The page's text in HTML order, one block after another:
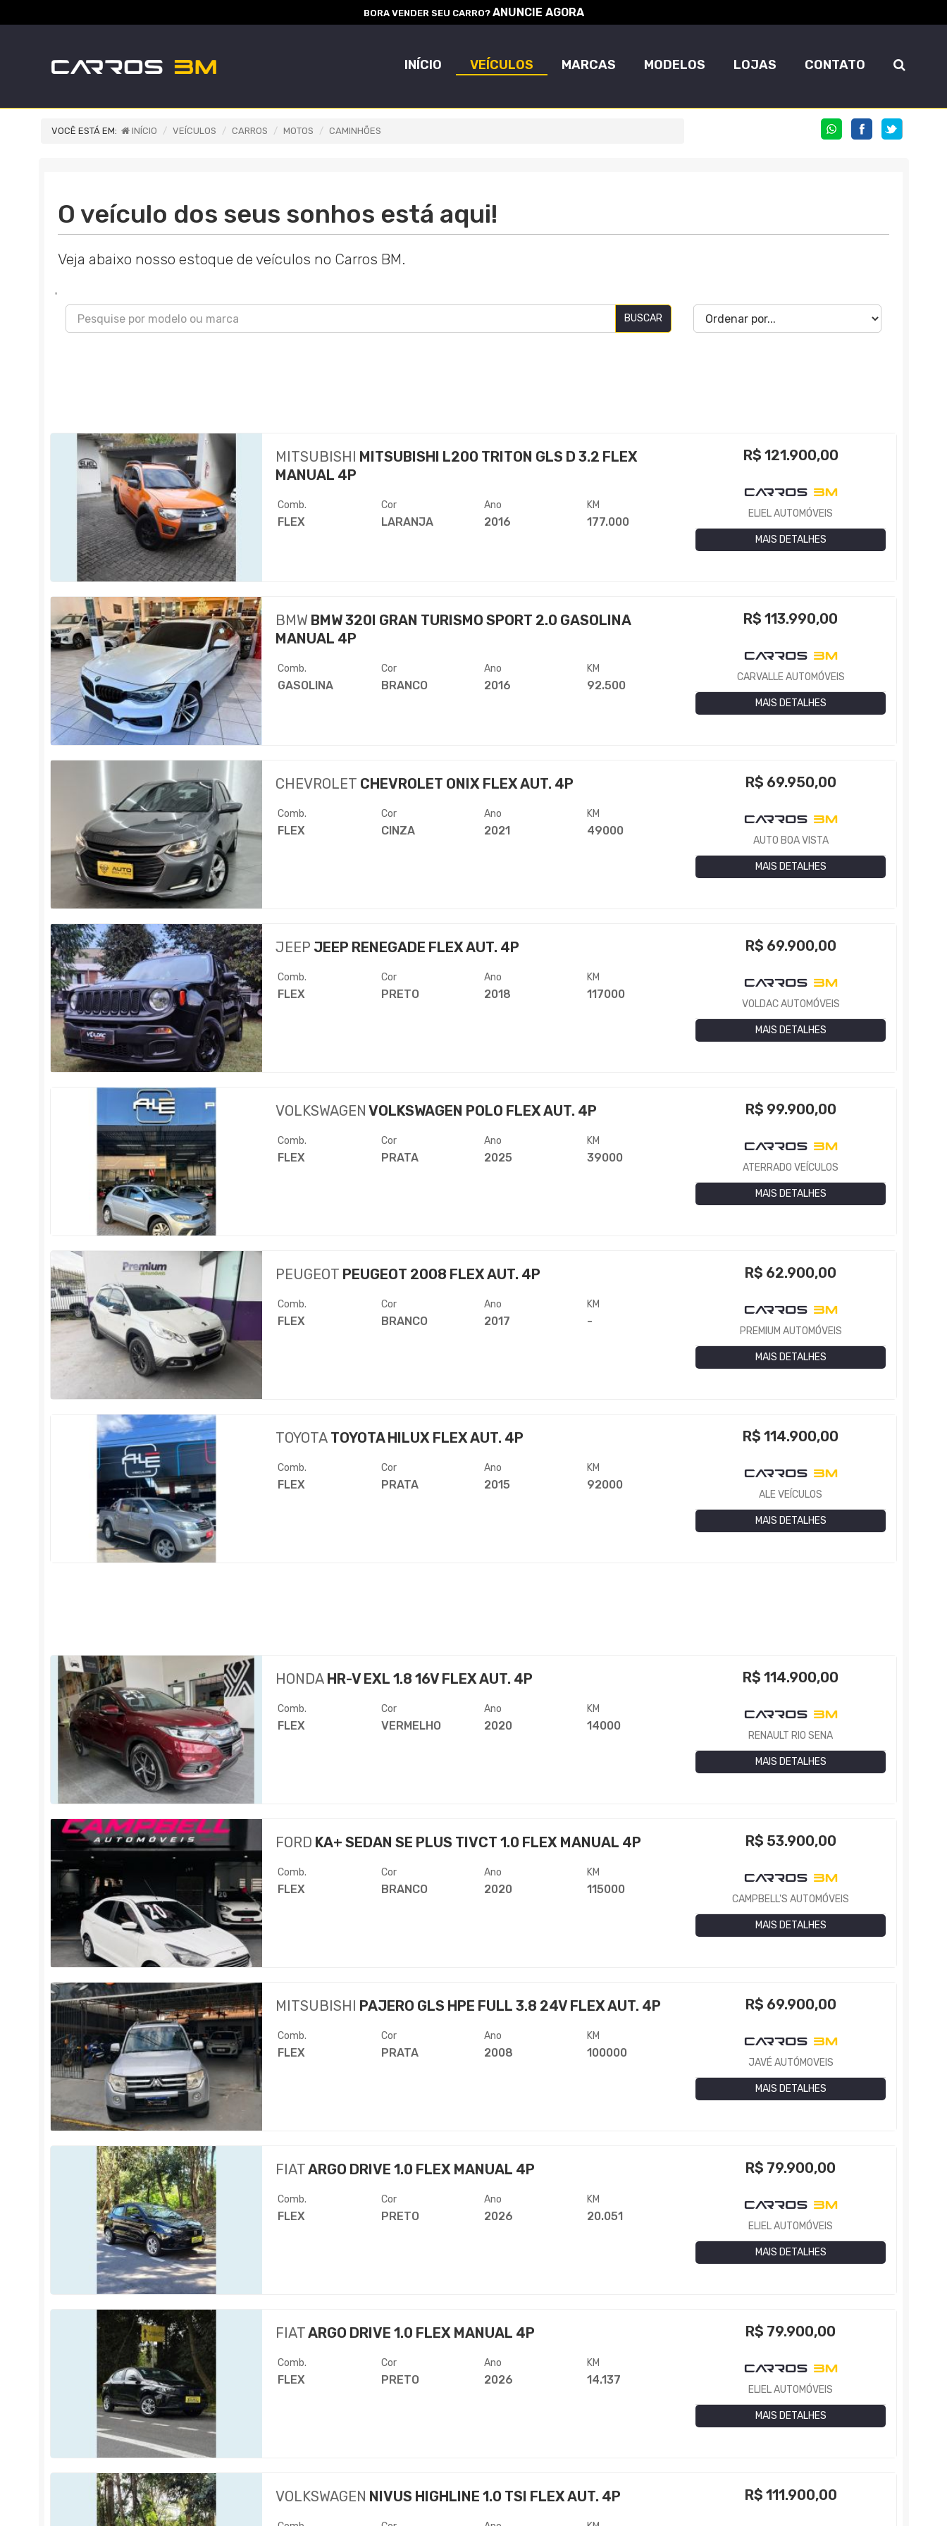
BORA VENDER SEU CARRO? ANUNCIE AGORA
INÍCIO VEÍCULOS MARCAS MODELOS LOJAS CONTATO
VOCÊ ESTÁ EM: INÍCIO VEÍCULOS CARROS MOTOS CAMINHÕES
O veículo dos seus sonhos está aqui!
Veja abaixo nosso estoque de veículos no Carros BM.
'
BUSCAR
MITSUBISHI MITSUBISHI L200 TRITON GLS D 3.2 FLEX
MANUAL 4P
Comb.
FLEX
Cor
LARANJA
Ano
2016
KM
177.000
R$ 121.900,00
ELIEL AUTOMÓVEIS
MAIS DETALHES
BMW BMW 320I GRAN TURISMO SPORT 2.0 GASOLINA
MANUAL 4P
Comb.
GASOLINA
Cor
BRANCO
Ano
2016
KM
92.500
R$113.990,00
CARVALLE AUTOMÓVEIS
MAIS DETALHES
CHEVROLET CHEVROLET ONIX FLEX AUT. 4P
Comb.
FLEX
Cor
CINZA
Ano
2021
KM
49000
R$ 69.950,00
AUTO BOA VISTA
MAIS DETALHES
JEEP JEEP RENEGADE FLEX AUT. 4P
Comb.
FLEX
Cor
PRETO
Ano
2018
KM
117000
R$ 69.900,00
VOLDAC AUTOMÓVEIS
MAIS DETALHES
VOLKSWAGEN VOLKSWAGEN POLO FLEX AUT. 4P
Comb.
FLEX
Cor
PRATA
Ano
2025
KM
39000
R$ 99.900,00
ATERRADO VEÍCULOS
MAIS DETALHES
PEUGEOT PEUGEOT 2008 FLEX AUT. 4P
Comb.
FLEX
Cor
BRANCO
Ano
2017
KM
-
R$ 62.900,00
PREMIUM AUTOMÓVEIS
MAIS DETALHES
TOYOTATOYOTA HILUX FLEX AUT. 4P
Comb.
FLEX
Cor
PRATA
Ano
2015
KM
92000
R$114.900,00
ALE VEÍCULOS
MAIS DETALHES
HONDAHR-V EXL 1.8 16V FLEX AUT. 4P
Comb.
FLEX
Cor
VERMELHO
Ano
2020
KM
14000
R$114.900,00
RENAULT RIO SENA
MAIS DETALHES
FORD KA+ SEDAN SE PLUS TIVCT 1.0 FLEX MANUAL 4P
Comb.
FLEX
Cor
BRANCO
Ano
2020
KM
115000
R$ 53.900,00
CAMPBELL'S AUTOMÓVEIS
MAIS DETALHES
MITSUBISHI PAJERO GLS HPE FULL 3.8 24V FLEX AUT. 4P
Comb.
FLEX
Cor
PRATA
Ano
2008
KM
100000
R$ 69.900,00
JAVÉ AUTÓMOVEIS
MAIS DETALHES
FIATARGO DRIVE 1.0 FLEX MANUAL 4P
Comb.
FLEX
Cor
PRETO
Ano
2026
KM
20.051
R$ 79.900,00
ELIEL AUTOMÓVEIS
MAIS DETALHES
FIATARGO DRIVE 1.0 FLEX MANUAL 4P
Comb.
FLEX
Cor
PRETO
Ano
2026
KM
14.137
R$ 79.900,00
ELIEL AUTOMÓVEIS
MAIS DETALHES
VOLKSWAGEN NIVUS HIGHLINE 1.0 TSI FLEX AUT. 4P R$ 111.900,00